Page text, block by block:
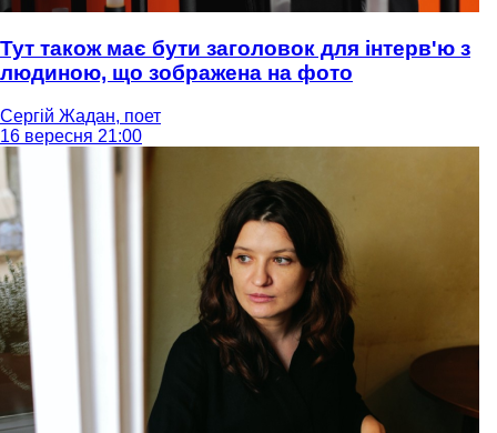
Тут також має бути заголовок для інтерв'ю з
людиною, що зображена на фото
Сергій Жадан, поет
16 вересня 21:00